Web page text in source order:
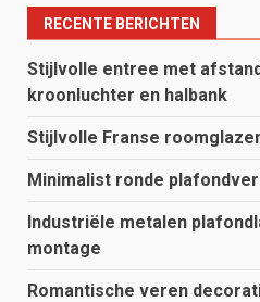
RECENTE BERICHTEN
Stijlvolle entree met
kroonluchter en halbank
Stijlvolle Franse
Minimalist ronde
Industriële metalen
montage
Romantische veren